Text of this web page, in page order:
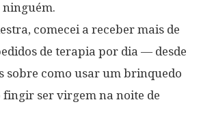
ninguém.
comecei a receber mais de
de terapia por dia — desde
sobre como usar um brinquedo
fingir ser virgem na noite de